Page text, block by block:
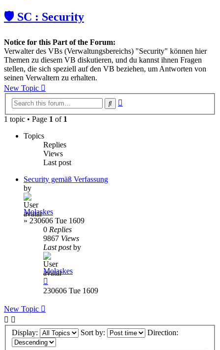
🛡️ SC : Security
Notice for this Part of the Forum:
Verwalter des VBs (Verwaltungsbereichs) "Security" können hier
Themen zu diesem VB diskutieren, und du kannst ihnen Fragen
stellen, die sich speziell auf den VB beziehen, um Antworten von
seinen Verwaltern zu erhalten.
New Topic
Search
1 topic • Page 1 of 1
Topics
Replies
Views
Last post
Security gemäß Verfassung
by
Molaskes
» 230606 Tue 1609
0 Replies
9867 Views
Last postby
Molaskes
230606 Tue 1609
New Topic
Display: Sort by: Direction: